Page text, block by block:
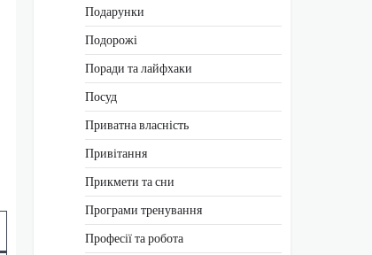
Подарунки
Подорожі
Поради та лайфхаки
Посуд
Приватна власність
Привітання
Прикмети та сни
Програми тренування
Професії та робота